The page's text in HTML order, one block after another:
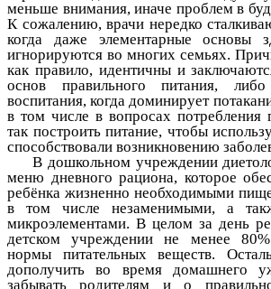
меньше внимания, иначе проблем в
К сожалению, врачи нередко
когда даже элементарные основы
игнорируются во многих семьях.
как правило, идентичны и
основ правильного питания,
воспитания, когда доминирует
в том числе в вопросах
так построить питание, чтобы
способствовали возникновению
В дошкольном учреждении
меню дневного рациона, которое
ребёнка жизненно необходимыми
в том числе незаменимыми, а
микроэлементами. В целом за день
детском учреждении не менее 80%
нормы питательных веществ.
дополучить во время домашнего
забывать родителям и о